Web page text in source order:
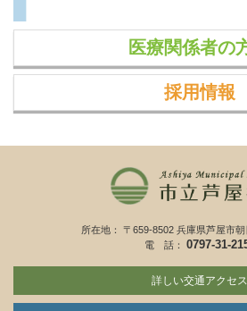
医療関係者の
採用情報
所在地： 〒659-8502 兵庫県芦屋市朝
電 話： 0797-31-
詳しい交通アクセス